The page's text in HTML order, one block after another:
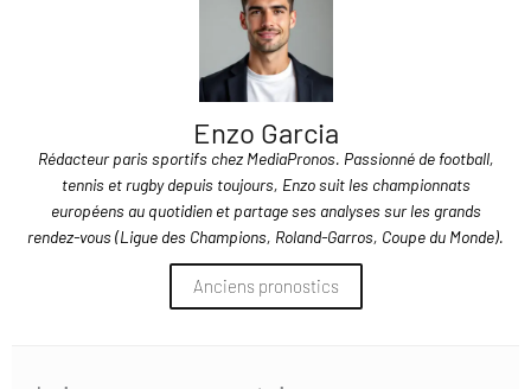
Enzo Garcia
Rédacteur paris sportifs chez MediaPronos. Passionné de football,
tennis et rugby depuis toujours, Enzo suit les championnats
européens au quotidien et partage ses analyses sur les grands
rendez-vous (Ligue des Champions, Roland-Garros, Coupe du Monde).
Anciens pronostics